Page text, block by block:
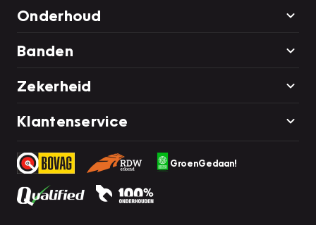
Onderhoud
Banden
Zekerheid
Klantenservice
GroenGedaan!